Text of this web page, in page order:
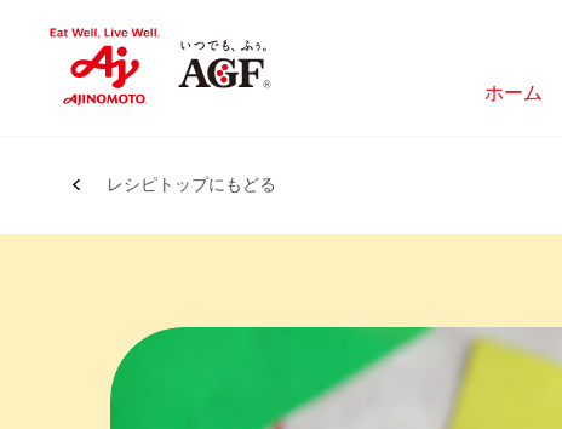
ホーム
レシピトップにもどる